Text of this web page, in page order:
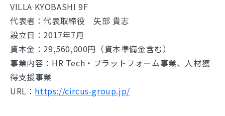
VILLA KYOBASHI 9F
代表者：代表取締役 矢部 貴志
設立日：2017年7月
資本金：29,560,000円（資本準備金含む）
事業内容：HR Tech・プラットフォーム事業、人材獲
得支援事業
URL： https://circus-group.jp/